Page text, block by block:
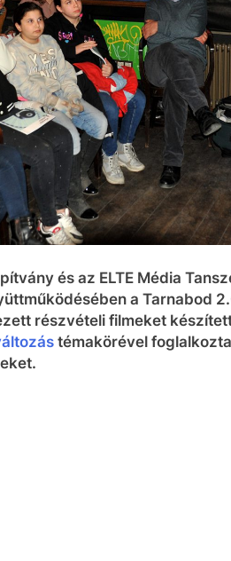
és az ELTE Média
a Tarnabod
részvételi filmeket
témakörével